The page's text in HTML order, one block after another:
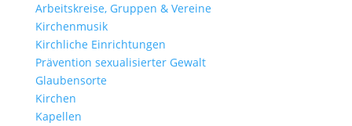
Arbeits­kreise, Gruppen & Vereine
Kirchen­musik
Kirch­liche Einrichtungen
Präven­tion sexua­li­sierter Gewalt
Glau­ben­s­orte
Kirchen
Kapellen